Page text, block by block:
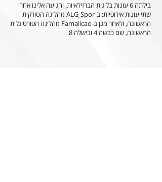
בילתה 6 עונות בליגות הברזילאיות, והגיעה אלינו אחרי
שתי עונות אירופיות: ב-ALG ٍSpor מהליגה הטורקית
הראשונה, ולאחר מכן ב-Famalicao מהליגה הפורטוגלית
הראשונה, שם כבשה 4 ובישלה 8.